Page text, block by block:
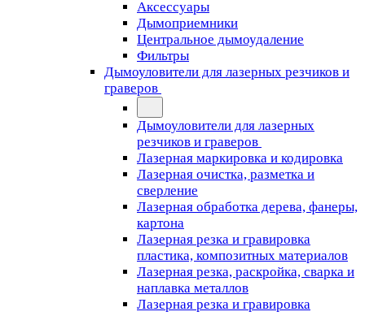
Аксессуары
Дымоприемники
Центральное дымоудаление
Фильтры
Дымоуловители для лазерных резчиков и
граверов
Дымоуловители для лазерных
резчиков и граверов
Лазерная маркировка и кодировка
Лазерная очистка, разметка и
сверление
Лазерная обработка дерева, фанеры,
картона
Лазерная резка и гравировка
пластика, композитных материалов
Лазерная резка, раскройка, сварка и
наплавка металлов
Лазерная резка и гравировка